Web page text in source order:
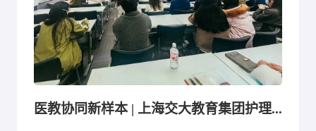
医教协同新样本 | 上海交大教育集团护理职业本科首课开讲